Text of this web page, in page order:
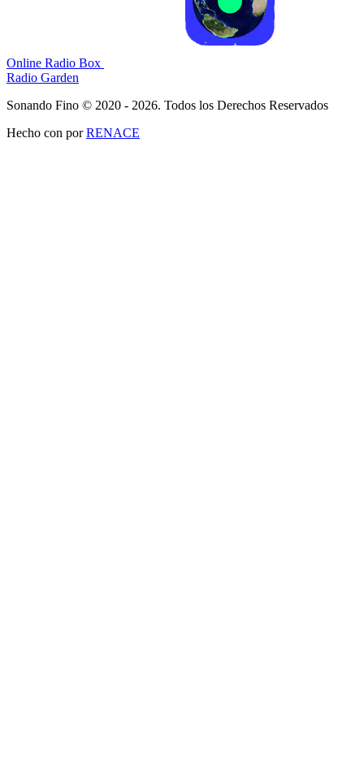
Online Radio Box
Radio Garden
Sonando Fino © 2020 - 2026. Todos los Derechos Reservados
Hecho con porRENACE